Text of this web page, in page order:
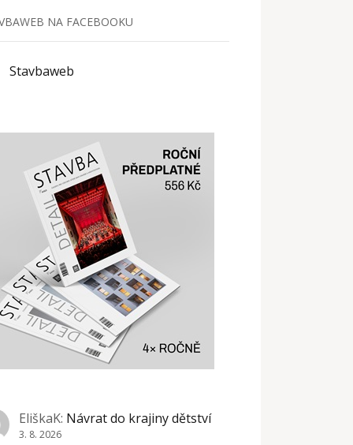
NA FACEBOOKU
Stavbaweb
EliškaK: Návrat do krajiny dětství
3. 8. 2026